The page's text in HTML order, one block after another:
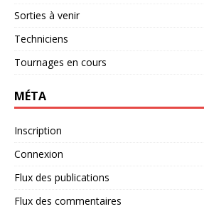
Sorties à venir
Techniciens
Tournages en cours
MÉTA
Inscription
Connexion
Flux des publications
Flux des commentaires